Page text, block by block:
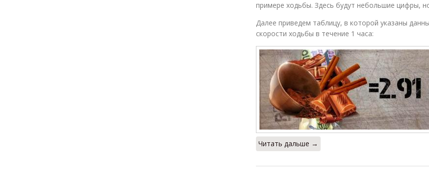
примере ходьбы. Здесь будут небольшие цифры,
Далее приведем таблицу, в которой указаны
скорости ходьбы в течение 1 часа:
Читать дальше →